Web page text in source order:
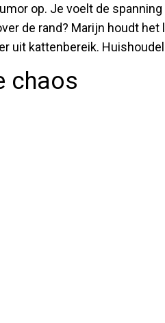
op. Je voelt de
de rand? Marijn houdt
uit kattenbereik.
chaos